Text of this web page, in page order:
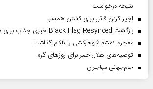
نتیجه درخواست
اجیر کردن قاتل برای کشتن همسر!
بازگشت Black Flag Resynced خبری جذاب برای دوستداران بازی
معجزه، نقشه شوهرکشی را ناکام گذاشت
توصیه‌های هلال‌احمر برای روز‌های گرم
جام‌جهانی مهاجران